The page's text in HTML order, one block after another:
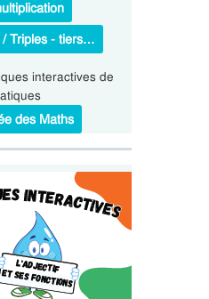
/ Triples - tiers…
interactives de
des Maths